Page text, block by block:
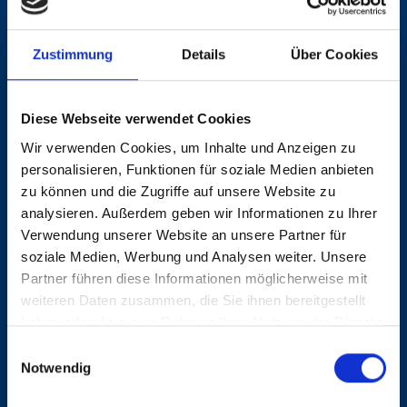
Zustimmung Details Über Cookies
Diese Webseite verwendet Cookies
Wir verwenden Cookies, um Inhalte und Anzeigen zu
personalisieren, Funktionen für soziale Medien anbieten
zu können und die Zugriffe auf unsere Website zu
analysieren. Außerdem geben wir Informationen zu Ihrer
Verwendung unserer Website an unsere Partner für
soziale Medien, Werbung und Analysen weiter. Unsere
Partner führen diese Informationen möglicherweise mit
weiteren Daten zusammen, die Sie ihnen bereitgestellt
haben oder die sie im Rahmen Ihrer Nutzung der Dienste
Notwendig
Leitung für die Systemverkehre
(m/w/d)
Region: Bremen Nummer: 2667
Disponent (m/w/d)
Region: Bremen Nummer: 2666
Sachbearbeitung Zollabteilung